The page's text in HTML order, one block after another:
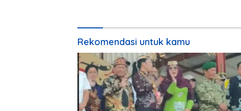
Rekomendasi untuk kamu